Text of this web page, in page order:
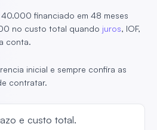
financiado em 48 meses
no custo total quando juros, IOF,
conta.
inicial e sempre confira as
contratar.
e custo total.